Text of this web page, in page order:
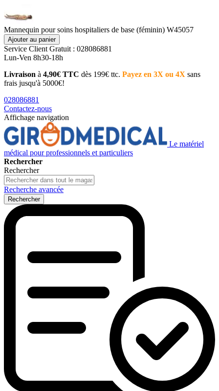
Mannequin pour soins hospitaliers de base (féminin) W45057
Ajouter au panier
Service Client Gratuit : 028086881
Lun-Ven 8h30-18h
Livraison à 4,90€ TTC dès 199€ ttc. Payez en 3X ou 4X sans
frais jusqu'à 5000€!
028086881
Contactez-nous
Affichage navigation
Le matériel
médical pour professionnels et particuliers
Rechercher
Rechercher
Recherche avancée
Rechercher